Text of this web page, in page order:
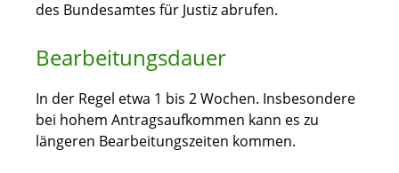
des Bundesamtes für Justiz abrufen.
Bearbeitungsdauer
In der Regel etwa 1 bis 2 Wochen. Insbesondere
bei hohem Antragsaufkommen kann es zu
längeren Bearbeitungszeiten kommen.